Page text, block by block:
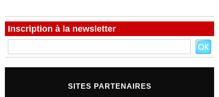
Inscription à la newsletter
SITES PARTENAIRES